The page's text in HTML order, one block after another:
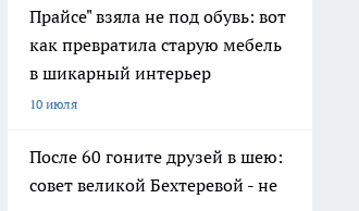
Прайсе" взяла не под обувь: вот
как превратила старую мебель
в шикарный интерьер
10 июля
После 60 гоните друзей в шею:
совет великой Бехтеревой - не